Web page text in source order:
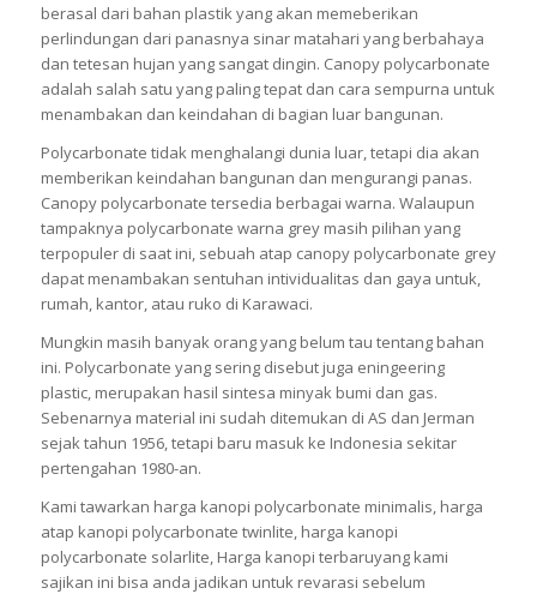
berasal dari bahan plastik yang akan memeberikan
perlindungan dari panasnya sinar matahari yang berbahaya
dan tetesan hujan yang sangat dingin. Canopy polycarbonate
adalah salah satu yang paling tepat dan cara sempurna untuk
menambakan dan keindahan di bagian luar bangunan.
Polycarbonate tidak menghalangi dunia luar, tetapi dia akan
memberikan keindahan bangunan dan mengurangi panas.
Canopy polycarbonate tersedia berbagai warna. Walaupun
tampaknya polycarbonate warna grey masih pilihan yang
terpopuler di saat ini, sebuah atap canopy polycarbonate grey
dapat menambakan sentuhan intividualitas dan gaya untuk,
rumah, kantor, atau ruko di Karawaci.
Mungkin masih banyak orang yang belum tau tentang bahan
ini. Polycarbonate yang sering disebut juga eningeering
plastic, merupakan hasil sintesa minyak bumi dan gas.
Sebenarnya material ini sudah ditemukan di AS dan Jerman
sejak tahun 1956, tetapi baru masuk ke Indonesia sekitar
pertengahan 1980-an.
Kami tawarkan harga kanopi polycarbonate minimalis, harga
atap kanopi polycarbonate twinlite, harga kanopi
polycarbonate solarlite, Harga kanopi terbaruyang kami
sajikan ini bisa anda jadikan untuk revarasi sebelum